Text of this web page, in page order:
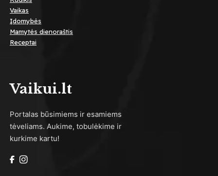
Vaikas
Įdomybės
Mamytės dienoraštis
Receptai
Vaikui.lt
Portalas būsimiems ir esamiems
tėveliams. Aukime, tobulėkime ir
kurkime kartu!